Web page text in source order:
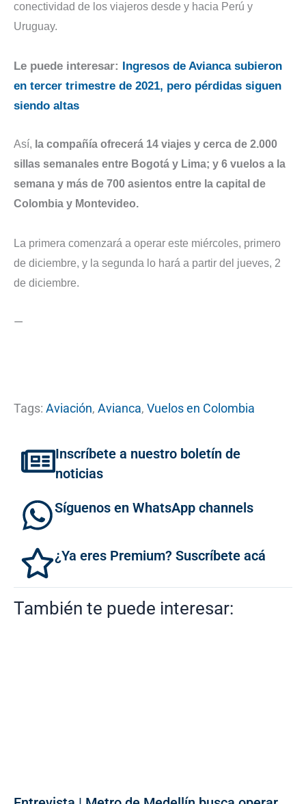
conectividad de los viajeros desde y hacia Perú y
Uruguay.
Le puede interesar: Ingresos de Avianca subieron
en tercer trimestre de 2021, pero pérdidas siguen
siendo altas
Así, la compañía ofrecerá 14 viajes y cerca de 2.000
sillas semanales entre Bogotá y Lima; y 6 vuelos a la
semana y más de 700 asientos entre la capital de
Colombia y Montevideo.
La primera comenzará a operar este miércoles, primero
de diciembre, y la segunda lo hará a partir del jueves, 2
de diciembre.
—
Tags: Aviación, Avianca, Vuelos en Colombia
Inscríbete a nuestro boletín de
noticias
Síguenos en WhatsApp channels
¿Ya eres Premium? Suscríbete acá
También te puede interesar: